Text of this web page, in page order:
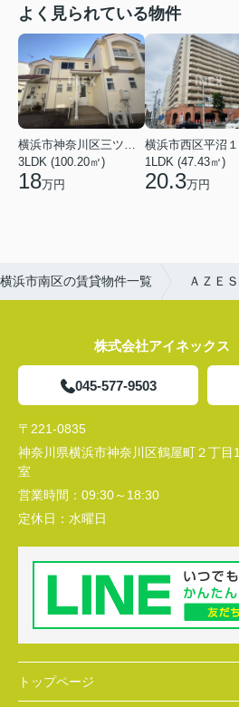
よく見られている物件
横浜市神奈川区三ツ沢上町
3LDK (100.20㎡)
18万円
横浜市西区平沼
1LDK (47.43㎡)
20.3万円
横浜市南区の賃貸物件一覧 ＡＺＥ
株式会社アイネック
045-577-9503
〒221-0835
神奈川県横浜市神奈川区鶴屋町２丁
室
営業時間： 09:30～18:30
定休日： 水曜日
トップページ